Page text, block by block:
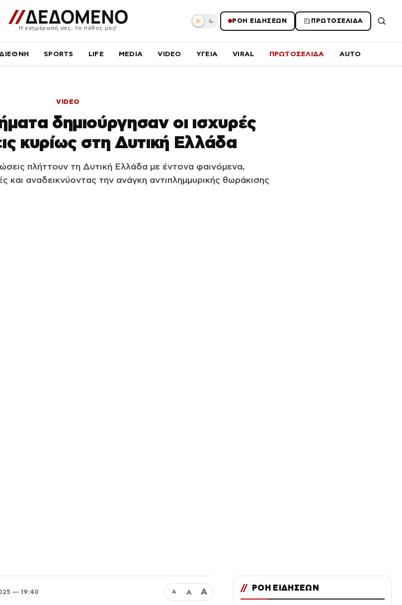
Η ενημέρωσή σας, το πάθος μας!
ΡΟΗ ΕΙΔΗΣΕΩΝ ΠΡΩΤΟΣΕΛΙΔΑ
SPORTS LIFE MEDIA VIDEO ΥΓΕΙΑ VIRAL ΠΡΩΤΟΣΕΛΙΔΑ AUTO
VIDEO
δημιούργησαν οι ισχυρές
κυρίως στη Δυτική Ελλάδα
πλήττουν τη Δυτική Ελλάδα με έντονα φαινόμενα,
και αναδεικνύοντας την ανάγκη αντιπλημμυρικής θωράκισης
— 19:40 Α Α Α // ΡΟΗ ΕΙΔΗΣΕΩΝ